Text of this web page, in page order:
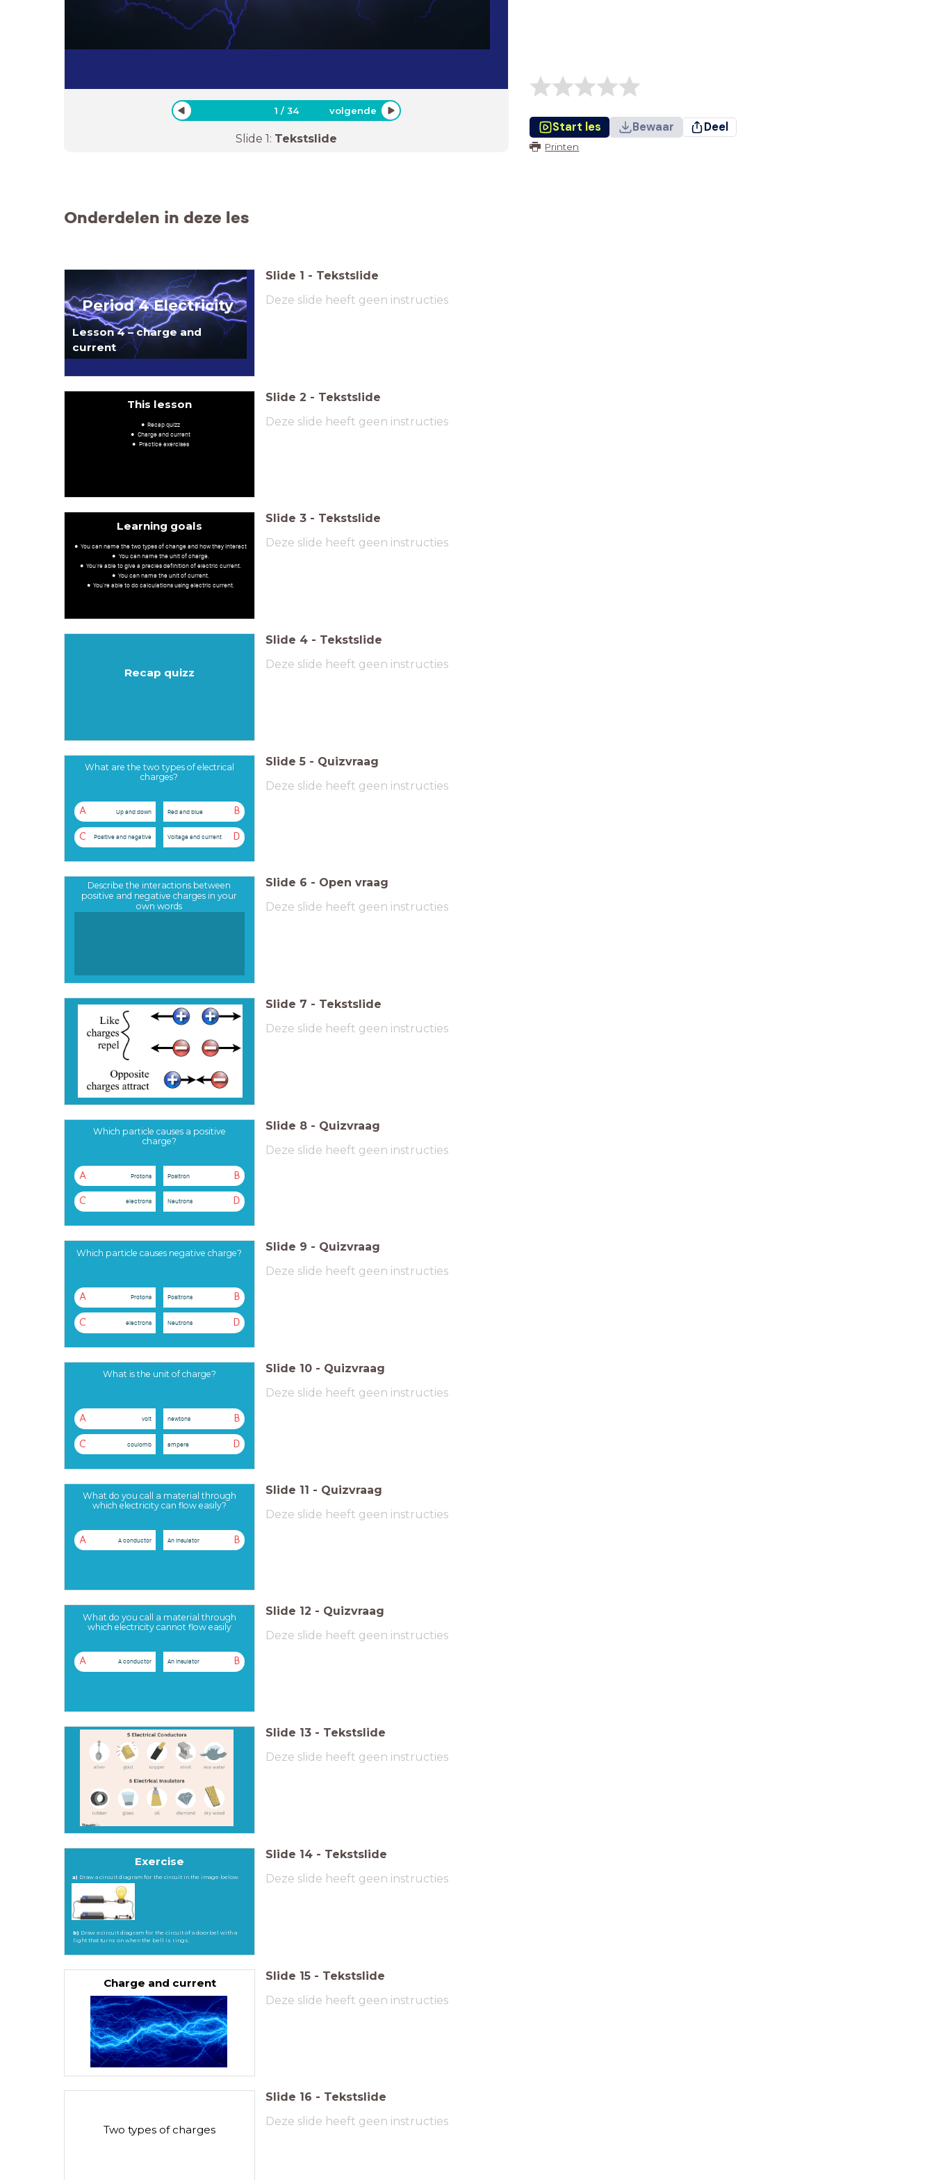
1 /34 volgende
Slide 1: Tekstslide
Start les Bewaar Deel
Printen
Onderdelen in deze les
Lesson 5
Lesson 4 – charge and
current
Period 4 Electricity
Slide 1 - Tekstslide
Deze slide heeft geen instructies
This lesson
Recap quizz
Charge and current
Practice exercises
Slide 2 - Tekstslide
Deze slide heeft geen instructies
Learning goals
You can name the two types of change and how they interact
You can name the unit of charge.
You're able to give a precies definition of electric current.
You can name the unit of current.
You're able to do calculations using electric current.
Slide 3 - Tekstslide
Deze slide heeft geen instructies
Recap quizz
Slide 4 - Tekstslide
Deze slide heeft geen instructies
What are the two types of electrical
charges?
A Up and down B
Red and blue
C Positive and negative D
Voltage and current
Slide 5 - Quizvraag
Deze slide heeft geen instructies
Describe the interactions between
positive and negative charges in your
own words
Slide 6 - Open vraag
Deze slide heeft geen instructies
Slide 7 - Tekstslide
Deze slide heeft geen instructies
Which particle causes a positive
charge?
A Protons B
Positron
C electrons D
Neutrons
Slide 8 - Quizvraag
Deze slide heeft geen instructies
Which particle causes negative charge?
A Protons B
Positrons
C electrons D
Neutrons
Slide 9 - Quizvraag
Deze slide heeft geen instructies
What is the unit of charge?
A volt B
newtons
C coulomb D
ampere
Slide 10 - Quizvraag
Deze slide heeft geen instructies
What do you call a material through
which electricity can flow easily?
A A conductor B
An Insulator
Slide 11 - Quizvraag
Deze slide heeft geen instructies
What do you call a material through
which electricity cannot flow easily
A A conductor B
An Insulator
Slide 12 - Quizvraag
Deze slide heeft geen instructies
Slide 13 - Tekstslide
Deze slide heeft geen instructies
Exercise
a) Draw a circuit diagram for the circuit in the image below
b) Draw a circuit diagram for the circuit of a doorbel with a
light that turns on when the bell is rings.
Slide 14 - Tekstslide
Deze slide heeft geen instructies
Charge and current
Slide 15 - Tekstslide
Deze slide heeft geen instructies
Two types of charges
Slide 16 - Tekstslide
Deze slide heeft geen instructies